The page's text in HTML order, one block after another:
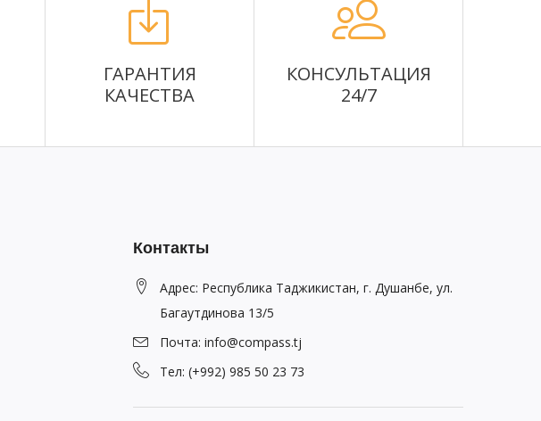
ГАРАНТИЯ
КАЧЕСТВА
КОНСУЛЬТАЦИЯ
24/7
Контакты
Адрес: Республика Таджикистан, г. Душанбе, ул.
Багаутдинова 13/5
Почта: info@compass.tj
Тел: (+992) 985 50 23 73